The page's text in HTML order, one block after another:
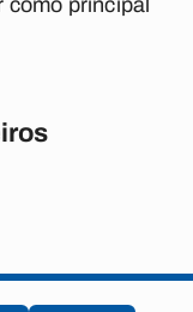
como principal